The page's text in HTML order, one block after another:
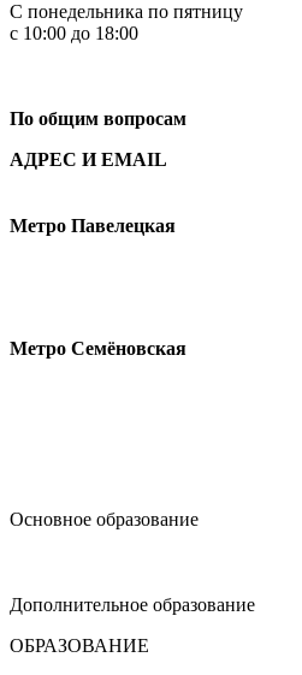
С понедельника по пятницу
с 10:00 до 18:00
По общим вопросам
АДРЕС И EMAIL
Метро Павелецкая
Метро Семёновская
Основное образование
Дополнительное образование
ОБРАЗОВАНИЕ